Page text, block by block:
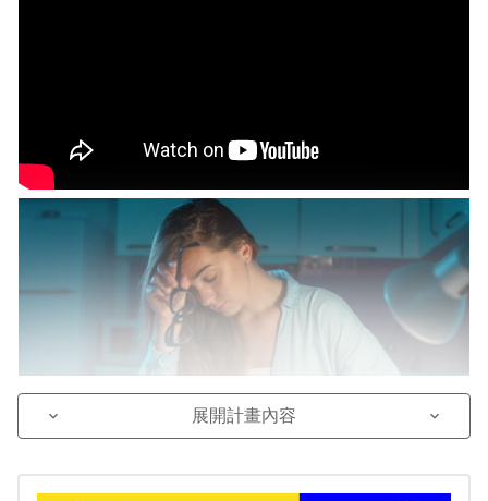
keyboard_arrow_down 展開計畫內容 keyboard_arrow_down